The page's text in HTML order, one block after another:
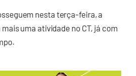
nesta terça-feira, a
uma atividade no CT, já com